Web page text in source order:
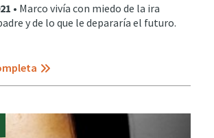
• Marco vivía con miedo de la ira
y de lo que le depararía el futuro.